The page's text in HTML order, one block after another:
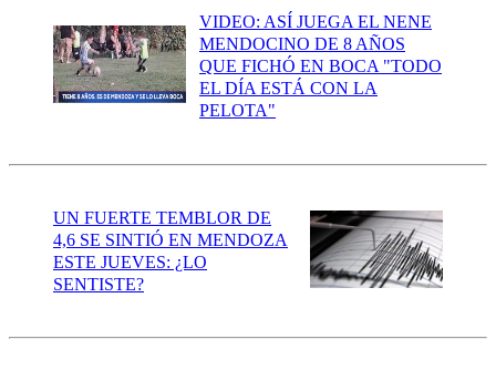
VIDEO: ASÍ JUEGA EL NENE
MENDOCINO DE 8 AÑOS
QUE FICHÓ EN BOCA "TODO
EL DÍA ESTÁ CON LA
PELOTA"
UN FUERTE TEMBLOR DE
4,6 SE SINTIÓ EN MENDOZA
ESTE JUEVES: ¿LO
SENTISTE?